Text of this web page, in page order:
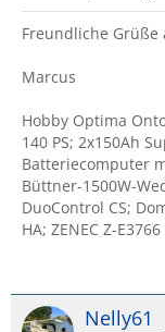
Freundliche Grüße
Marcus
Hobby Optima
140 PS; 2x150Ah
Batteriecomputer
Büttner-1500W-
DuoControl CS;
HA; ZENEC Z-E3766
Nelly61